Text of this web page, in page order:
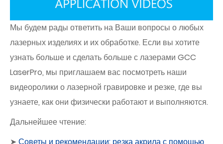
Мы будем рады ответить на Ваши вопросы о любых
лазерных изделиях и их обработке. Если вы хотите
узнать больше и сделать больше с лазерами GCC
LaserPro, мы приглашаем вас посмотреть наши
видеоролики о лазерной гравировке и резке, где вы
узнаете, как они физически работают и выполняются.
Дальнейшее чтение: